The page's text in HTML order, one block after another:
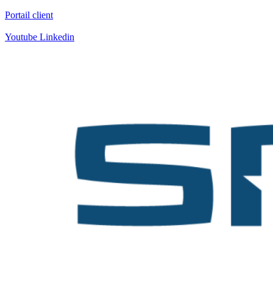
Portail client
Youtube Linkedin